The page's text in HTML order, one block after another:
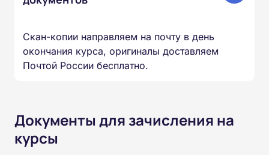
Скан-копии направляем на почту в день
окончания курса, оригиналы доставляем
Почтой России бесплатно.
Документы для зачисления на
курсы